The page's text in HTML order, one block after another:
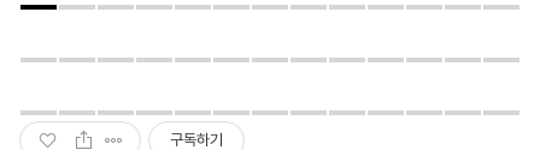
구독하기